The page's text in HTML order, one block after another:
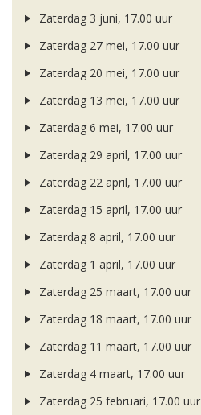
Zaterdag 3 juni, 17.00 uur
Zaterdag 27 mei, 17.00 uur
Zaterdag 20 mei, 17.00 uur
Zaterdag 13 mei, 17.00 uur
Zaterdag 6 mei, 17.00 uur
Zaterdag 29 april, 17.00 uur
Zaterdag 22 april, 17.00 uur
Zaterdag 15 april, 17.00 uur
Zaterdag 8 april, 17.00 uur
Zaterdag 1 april, 17.00 uur
Zaterdag 25 maart, 17.00 uur
Zaterdag 18 maart, 17.00 uur
Zaterdag 11 maart, 17.00 uur
Zaterdag 4 maart, 17.00 uur
Zaterdag 25 februari, 17.00 uur